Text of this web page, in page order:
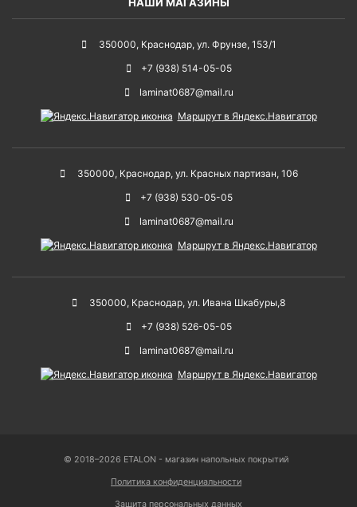
350000, Краснодар, ул. Фрунзе, 153/1
+7 (938) 514-05-05
laminat0687@mail.ru
Маршрут в Яндекс.Навигатор
350000, Краснодар, ул. Красных партизан, 106
+7 (938) 530-05-05
laminat0687@mail.ru
Маршрут в Яндекс.Навигатор
350000, Краснодар, ул. Ивана Шкабуры,8
+7 (938) 526-05-05
laminat0687@mail.ru
Маршрут в Яндекс.Навигатор
© 2018–2026 ETALON - магазин напольных покрытий
Политика конфиденциальности
Защита персональных данных